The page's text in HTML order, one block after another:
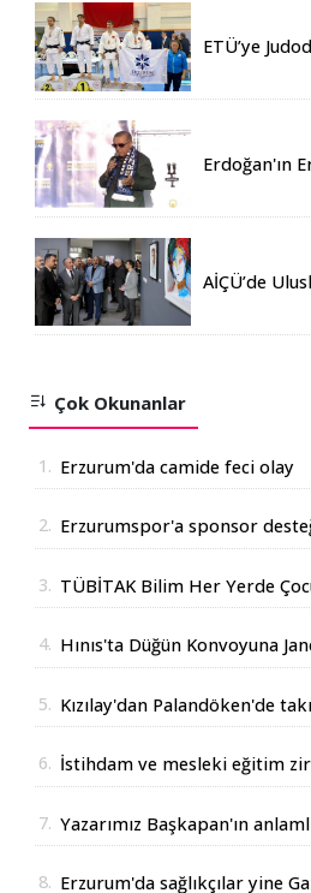
ETÜ’ye
Erdoğan'ın
AİÇÜ’de
Çok Okunanlar
1. Erzurum'da camide feci olay
2. Erzurumspor'a sponsor
3. TÜBİTAK Bilim Her Yerde
4. Hınıs'ta Düğün Konvoyuna
5. Kızılay'dan Palandöken'de
6. İstihdam ve mesleki eğitim
7. Yazarımız Başkapan'ın anlamlı
8. Erzurum'da sağlıkçılar yine